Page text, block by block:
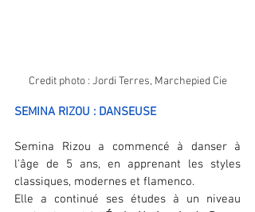
Credit photo : Jordi Terres, Marchepied Cie
SEMINA RIZOU : DANSEUSE
Semina Rizou a commencé à danser à
l'âge de 5 ans, en apprenant les styles
classiques, modernes et flamenco.
Elle a continué ses études à un niveau